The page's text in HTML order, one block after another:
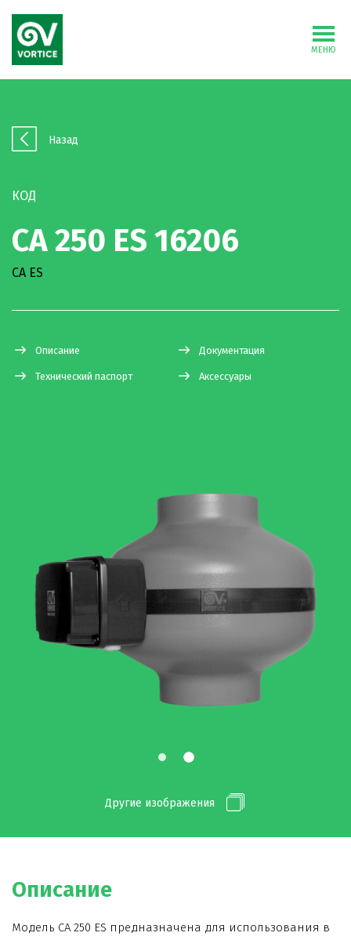
МЕНЮ
Назад
КОД
CA 250 ES 16206
CA ES
Описание Документация
Технический паспорт Аксессуары
Другие изображения
Описание
Модель CA 250 ES предназначена для использования в